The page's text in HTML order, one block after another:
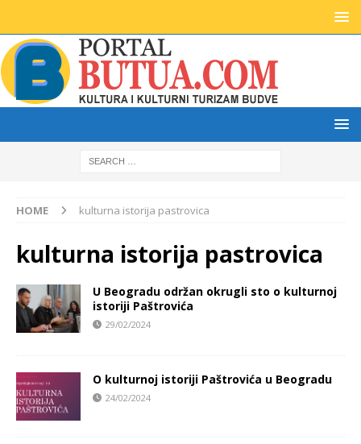
HOME kulturna istorija pastrovica
kulturna istorija pastrovica
U Beogradu održan okrugli sto o kulturnoj
istoriji Paštrovića
29/02/2024
O kulturnoj istoriji Paštrovića u Beogradu
24/02/2024